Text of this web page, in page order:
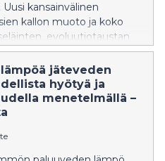
kansainvälinen
kallon muoto ja koko
evoluutiotaustan
vaikutuksen
jäteveden
hyötyä ja
menetelmällä –